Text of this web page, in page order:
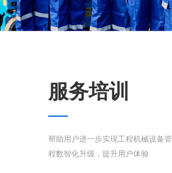
服务培训
帮助用户进一步实现工程机械设备
程数智化升级，提升用户体验